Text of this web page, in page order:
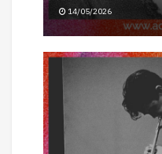
14/05/2026